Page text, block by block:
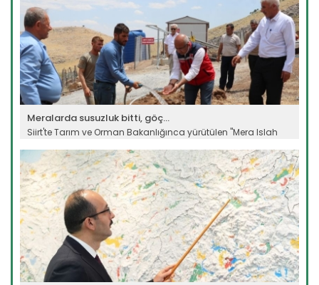
Meralarda susuzluk bitti, göç...
Siirt'te Tarım ve Orman Bakanlığınca yürütülen "Mera Islah
Devamını Oku ->